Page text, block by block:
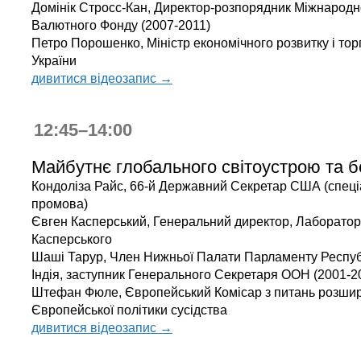
Домінік Стросс-Кан, Директор-розпорядник
Валютного Фонду (2007-2011)
Петро Порошенко, Міністр економічного розвитку і
України
дивитися відеозапис →
12:45–14:00
Майбутнє глобального світоустрою та
Кондоліза Райс, 66-й Державний Секретар США
промова)
Євген Касперський, Генеральний директор,
Касперського
Шаші Тарур, Член Нижньої Палати Парламенту
Індія, заступник Генерального Секретаря ООН (2001-
Штефан Фюле, Європейський Комісар з питань
Європейської політики сусідства
дивитися відеозапис →